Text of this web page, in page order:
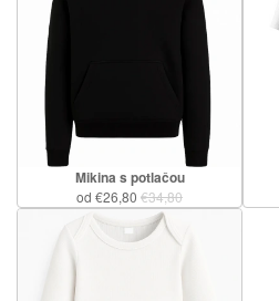
Mikina s potlačou
od €26,80 €34,80